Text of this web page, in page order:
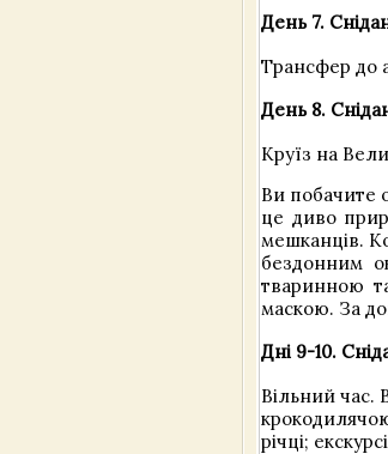
День 7.
Трансфер до
День 8.
Круїз на
Ви побачите
це диво
мешканців.
бездонним
тваринною
маскою. За
Дні 9-10.
Вільний час.
річці;